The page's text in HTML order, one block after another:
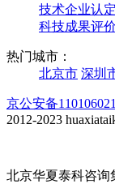
技术企业认定
科技成果评价
热门城市：
北京市 深圳
京公安备
2012-2023
北京华夏泰科咨询